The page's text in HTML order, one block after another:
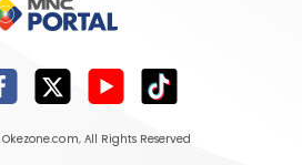
Okezone.com, All Rights Reserved